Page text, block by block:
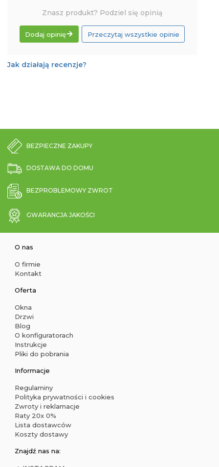
Znasz produkt? Podziel się opinią
Dodaj opinię Przeczytaj wszystkie opinie
Jak działają recenzje?
BEZPIECZNE ZAKUPY
DOSTAWA DO DOMU
BEZPROBLEMOWY ZWROT
GWARANCJA JAKOŚCI
O nas
O firmie
Kontakt
Oferta
Okna
Drzwi
Blog
O konfiguratorach
Instrukcje
Pliki do pobrania
Informacje
Regulaminy
Polityka prywatności i cookies
Zwroty i reklamacje
Raty 20x 0%
Lista dostawców
Koszty dostawy
Znajdź nas na: